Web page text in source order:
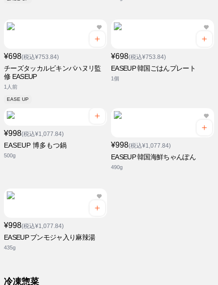
¥698(税込¥753.84)
チーズタッカルビキンパハヌリ監
修 EASEUP
1人前
EASE UP
¥698(税込¥753.84)
EASEUP 韓国ごはんプレート
1個
¥998(税込¥1,077.84)
EASEUP 博多もつ鍋
500g
¥998(税込¥1,077.84)
EASEUP 韓国海鮮ちゃんぽん
490g
¥998(税込¥1,077.84)
EASEUP ブンモジャ入り麻辣湯
435g
冷凍惣菜